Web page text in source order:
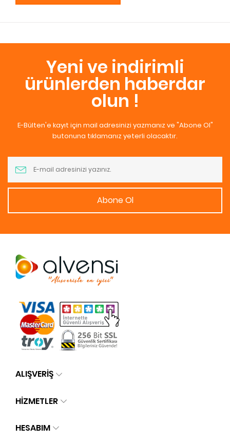
Yeni ve indirimli
ürünlerden haberdar
olun !
E-Bülten'e kayıt için mail adresinizi yazmanız ve "Abone Ol"
butonuna tıklamanız yeterli olacaktır.
Abone Ol
ALIŞVERİŞ
HİZMETLER
HESABIM